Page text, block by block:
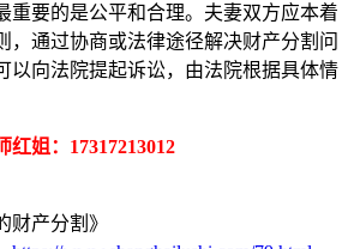
重要的是公平和合理。夫妻双方应本着
，通过协商或法律途径解决财产分割问
以向法院提起诉讼，由法院根据具体情
红姐：17317213012
财产分割》